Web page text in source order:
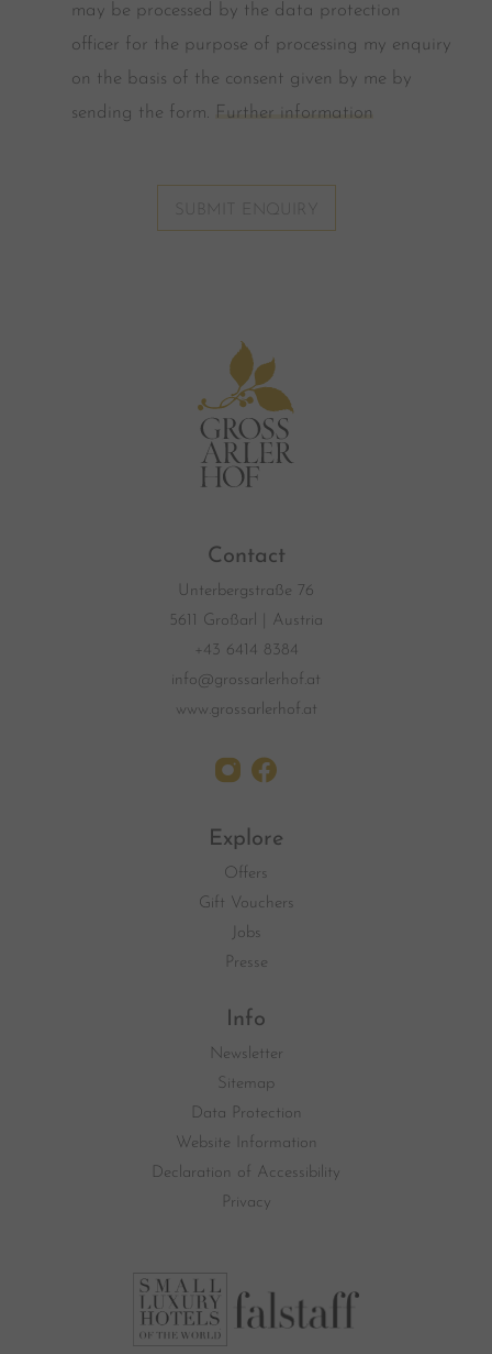
may be processed by the data protection
officer for the purpose of processing my enquiry
on the basis of the consent given by me by
sending the form.
Further information
SUBMIT ENQUIRY
Contact
Unterbergstraße 76
5611 Großarl | Austria
+43 6414 8384
info@grossarlerhof.at
www.grossarlerhof.at
Explore
Offers
Gift Vouchers
Jobs
Presse
Info
Newsletter
Sitemap
Data Protection
Website Information
Declaration of Accessibility
Privacy